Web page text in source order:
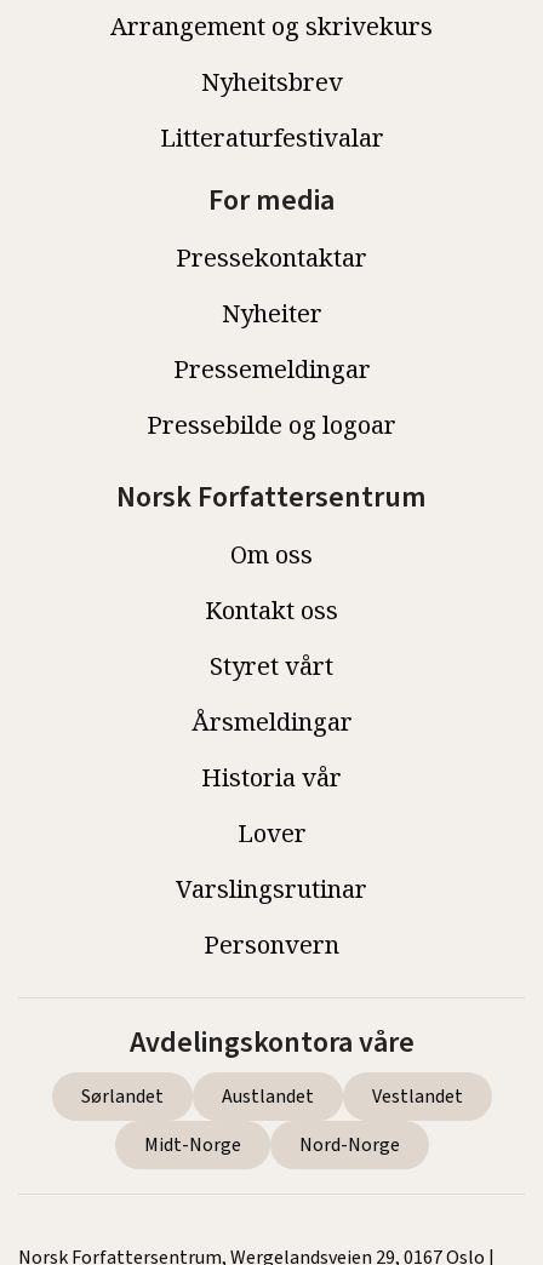
Arrangement og skrivekurs
Nyheitsbrev
Litteraturfestivalar
For media
Pressekontaktar
Nyheiter
Pressemeldingar
Pressebilde og logoar
Norsk Forfattersentrum
Om oss
Kontakt oss
Styret vårt
Årsmeldingar
Historia vår
Lover
Varslingsrutinar
Personvern
Avdelingskontora våre
Sørlandet Austlandet
Vestlandet
Midt-Norge
Nord-Norge
Norsk Forfattersentrum, Wergelandsveien 29, 0167 Oslo |